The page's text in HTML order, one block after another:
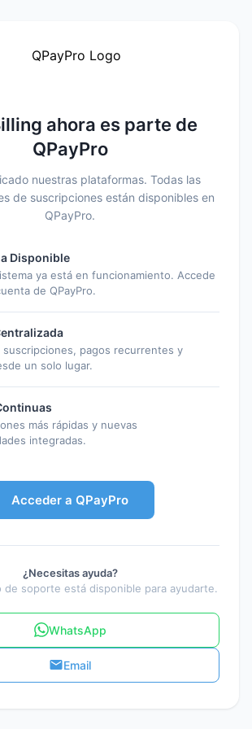
ahora es parte de
QPayPro
nuestras plataformas. Todas las
de suscripciones están disponibles en
QPayPro.
Disponible
ya está en funcionamiento. Accede
de QPayPro.
suscripciones, pagos recurrentes y
un solo lugar.
más rápidas y nuevas
integradas.
Acceder a QPayPro
¿Necesitas ayuda?
de soporte está disponible para ayudarte.
WhatsApp
Email